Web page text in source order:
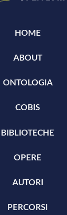
HOME
ABOUT
ONTOLOGIA
COBIS
BIBLIOTECHE
OPERE
AUTORI
PERCORSI